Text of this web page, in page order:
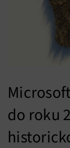
do roku